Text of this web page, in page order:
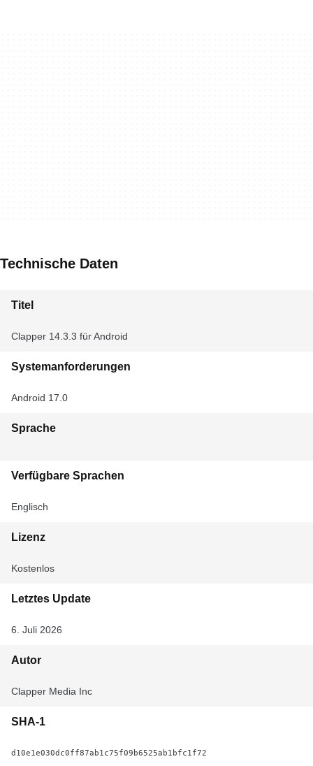
Technische Daten
Titel
Clapper 14.3.3 für Android
Systemanforderungen
Android 17.0
Sprache
Verfügbare Sprachen
Englisch
Lizenz
Kostenlos
Letztes Update
6. Juli 2026
Autor
Clapper Media Inc
SHA-1
d10e1e030dc0ff87ab1c75f09b6525ab1bfc1f72